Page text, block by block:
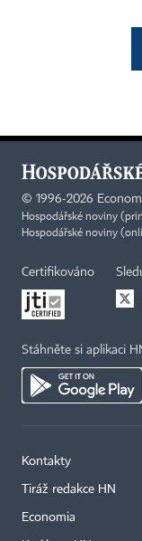
© 1996-2026
Hospodářské noviny
Hospodářské noviny
Certifikováno
Stáhněte si aplikaci
Kontakty
Tiráž redakce HN
Economia